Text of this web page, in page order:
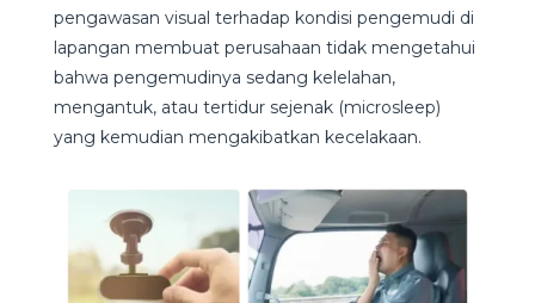
pengawasan visual terhadap kondisi pengemudi di
lapangan membuat perusahaan tidak mengetahui
bahwa pengemudinya sedang kelelahan,
mengantuk, atau tertidur sejenak (microsleep)
yang kemudian mengakibatkan kecelakaan.